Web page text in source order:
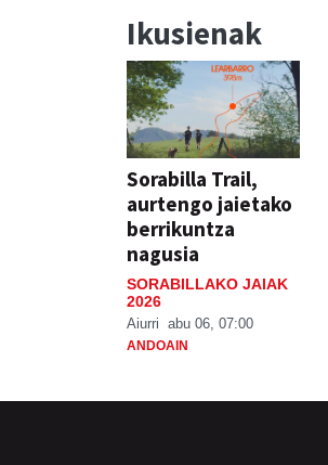
Ikusienak
Sorabilla Trail,
aurtengo jaietako
berrikuntza
nagusia
SORABILLAKO JAIAK
2026
Aiurri abu 06, 07:00
ANDOAIN